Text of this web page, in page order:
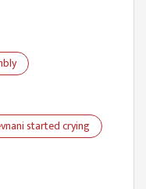
started crying